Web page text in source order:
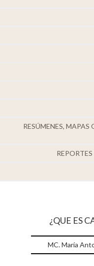
RESÚMENES,
¿QUE ES
MC. María